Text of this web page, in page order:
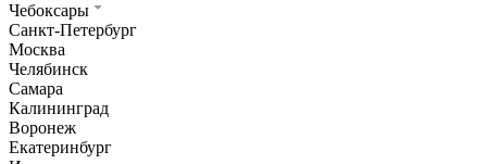
Чебоксары
Санкт-Петербург
Москва
Челябинск
Самара
Калининград
Воронеж
Екатеринбург